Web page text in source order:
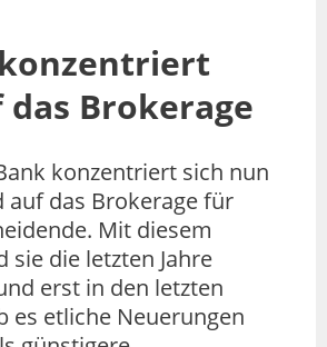
konzentriert
das Brokerage
konzentriert sich nun
auf das Brokerage für
Mit diesem
sie die letzten Jahre
erst in den letzten
es etliche Neuerungen